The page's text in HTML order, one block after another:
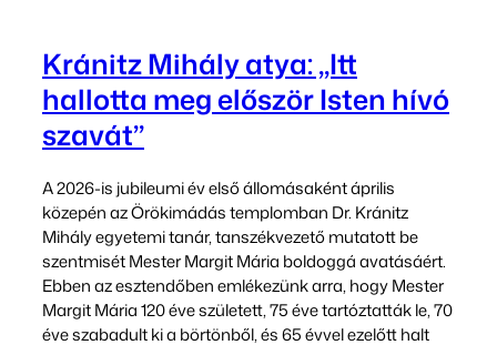
Kránitz Mihály atya: „Itt
hallotta meg először Isten hívó
szavát”
A 2026-is jubileumi év első állomásaként április
közepén az Örökimádás templomban Dr. Kránitz
Mihály egyetemi tanár, tanszékvezető mutatott be
szentmisét Mester Margit Mária boldoggá avatásáért.
Ebben az esztendőben emlékezünk arra, hogy Mester
Margit Mária 120 éve született, 75 éve tartóztatták le, 70
éve szabadult ki a börtönből, és 65 évvel ezelőtt halt